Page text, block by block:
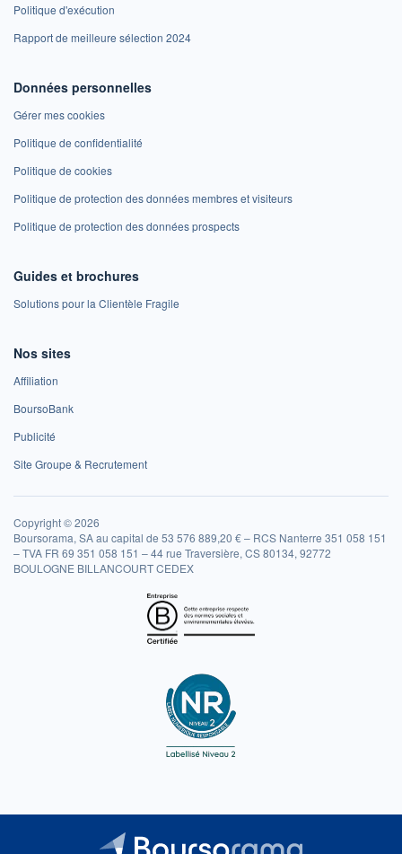
Politique d'exécution
Rapport de meilleure sélection 2024
Données personnelles
Gérer mes cookies
Politique de confidentialité
Politique de cookies
Politique de protection des données membres et visiteurs
Politique de protection des données prospects
Guides et brochures
Solutions pour la Clientèle Fragile
Nos sites
Affiliation
BoursoBank
Publicité
Site Groupe & Recrutement
Copyright © 2026
Boursorama, SA au capital de 53 576 889,20 € – RCS Nanterre 351 058 151
– TVA FR 69 351 058 151 – 44 rue Traversière, CS 80134, 92772
BOULOGNE BILLANCOURT CEDEX